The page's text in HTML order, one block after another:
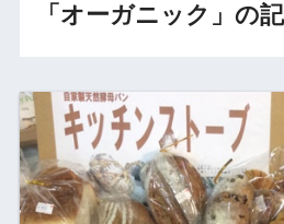
「オーガニック」の